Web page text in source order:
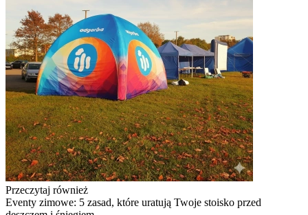
Przeczytaj również
Eventy zimowe: 5 zasad, które uratują Twoje stoisko przed